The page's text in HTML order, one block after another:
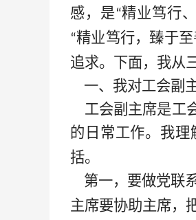
感，是“精业笃行
“精业笃行，臻于
追求。下面，我从
一、我对工会副
工会副主席是工
的日常工作。我理
括。
第一，要做党联
主席要协助主席，